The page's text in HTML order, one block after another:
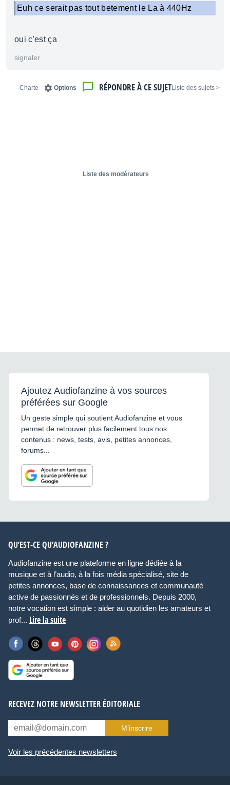
Euh ce serait pas tout betement le La à 440Hz
oui c'est ça
signaler
< Liste des sujets
RÉPONDRE À CE SUJET
Options
Charte
Liste des modérateurs
Ajoutez Audiofanzine à vos sources
préférées sur Google
Un geste simple qui soutient Audiofanzine et vous
permet de retrouver plus facilement tous nos
contenus : news, tests, avis, petites annonces,
forums...
QU’EST-CE QU’AUDIOFANZINE ?
Audiofanzine est une plateforme en ligne dédiée à la
musique et à l’audio, à la fois média spécialisé, site de
petites annonces, base de connaissances et communauté
active de passionnés et de professionnels. Depuis 2000,
notre vocation est simple : aider au quotidien les amateurs et
prof... Lire la suite
RECEVEZ NOTRE NEWSLETTER ÉDITORIALE
M’inscrire
Voir les précédentes newsletters